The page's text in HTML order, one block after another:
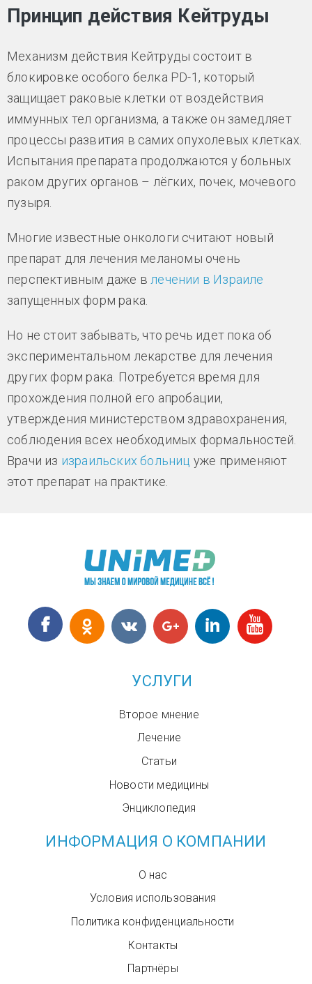
Принцип действия Кейтруды
Механизм действия Кейтруды состоит в
блокировке особого белка PD-1, который
защищает раковые клетки от воздействия
иммунных тел организма, а также он замедляет
процессы развития в самих опухолевых клетках.
Испытания препарата продолжаются у больных
раком других органов – лёгких, почек, мочевого
пузыря.
Многие известные онкологи считают новый
препарат для лечения меланомы очень
перспективным даже в лечении в Израиле
запущенных форм рака.
Но не стоит забывать, что речь идет пока об
экспериментальном лекарстве для лечения
других форм рака. Потребуется время для
прохождения полной его апробации,
утверждения министерством здравохранения,
соблюдения всех необходимых формальностей.
Врачи из израильских больниц уже применяют
этот препарат на практике.
УСЛУГИ
Второе мнение
Лечение
Статьи
Новости медицины
Энциклопедия
ИНФОРМАЦИЯ О КОМПАНИИ
О нас
Условия использования
Политика конфиденциальности
Контакты
Партнёры